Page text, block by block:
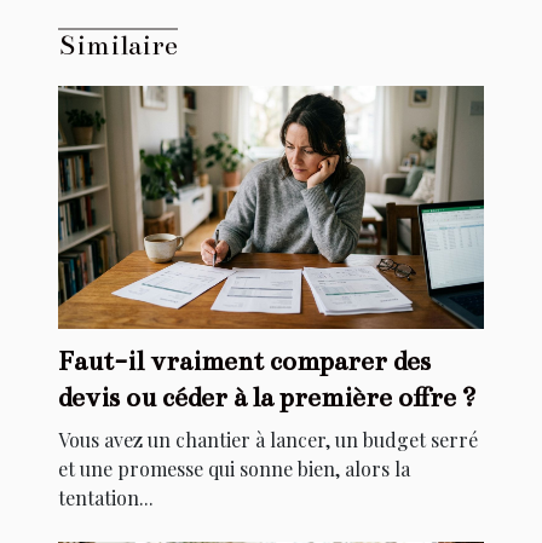
Similaire
Faut-il vraiment comparer des
devis ou céder à la première offre ?
Vous avez un chantier à lancer, un budget serré
et une promesse qui sonne bien, alors la
tentation...